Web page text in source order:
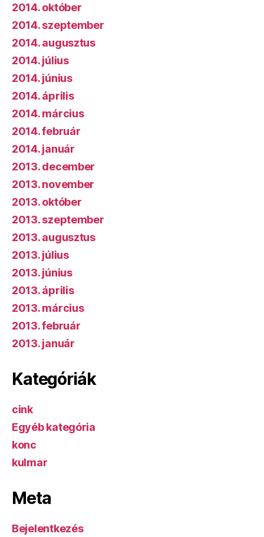
2014. október
2014. szeptember
2014. augusztus
2014. július
2014. június
2014. április
2014. március
2014. február
2014. január
2013. december
2013. november
2013. október
2013. szeptember
2013. augusztus
2013. július
2013. június
2013. április
2013. március
2013. február
2013. január
Kategóriák
cink
Egyéb kategória
konc
kulmar
Meta
Bejelentkezés